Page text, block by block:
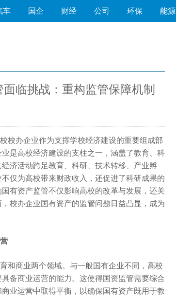
车 国企 财经 公司 环保 能源
临挑战：重构监管保障机制
校办企业作为支撑学校经济建设的重要组成部
是高校经济建设的支柱之一，涵盖了教育、科
济活动跨足教育、科研、技术转移、产业孵
仅为高校带来财政收入，还促进了科研成果的
有资产监管不仅影响高校的改革与发展，还关
校办企业国有资产的监管问题日益凸显，成为
和商业两个领域。与一般国有企业不同，高校
备商业运营的能力。这使得国资监管需要综合
商业运营中取得平衡，以确保国有资产既用于教